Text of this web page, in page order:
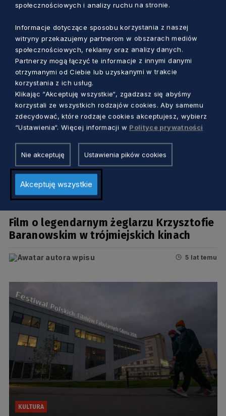
Najważniejszy festiwal kina
dokumentalnego. XIX Millennium Docs
Against Gravity w Gdyni
KULTURA
Film o legendarnym żeglarzu Krzysztofie
Baranowskim w trójmiejskich kinach
5 lat temu
KULTURA
społecznościowych i analizy ruchu na stronie.
Informacje dotyczące sposobu korzystania z naszej
witryny przekazujemy partnerom w obszarach mediów
społecznościowych, reklamy oraz analizy danych.
Partnerzy mogą łączyć te informacje z innymi danymi
otrzymanymi od Ciebie lub uzyskanymi w trakcie
korzystania z ich usług.
Klikając “Akceptuję wszystkie“, zgadzasz się abyśmy
korzystali ze wszystkich rodzajów cookies. Aby samemu
zdecydować, które rodzaje cookies akceptujesz, wybierz
“Ustawienia“. Więcej informacji w Polityce prywatności
Nie akceptuję Ustawienia pików cookies
Akceptuję wszystkie